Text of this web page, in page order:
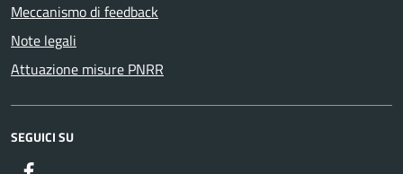
Meccanismo di feedback
Note legali
Attuazione misure PNRR
SEGUICI SU